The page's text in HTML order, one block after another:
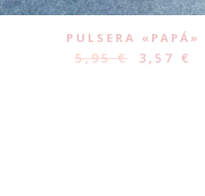
PULSERA «PAPÁ»
5,95€ 3,57 €